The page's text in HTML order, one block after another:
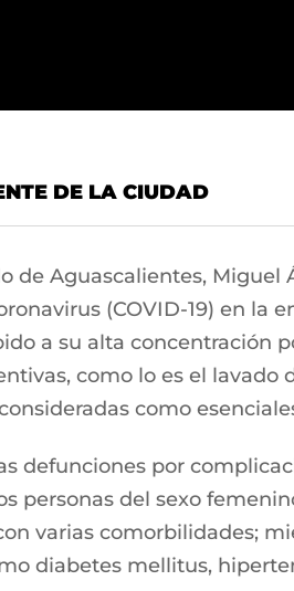
DE LA CIUDAD
de Aguascalientes,
(COVID-19) en la
a su alta concentración
como lo es el
como
defunciones por
personas del sexo
varias comorbilidades;
diabetes mellitus,